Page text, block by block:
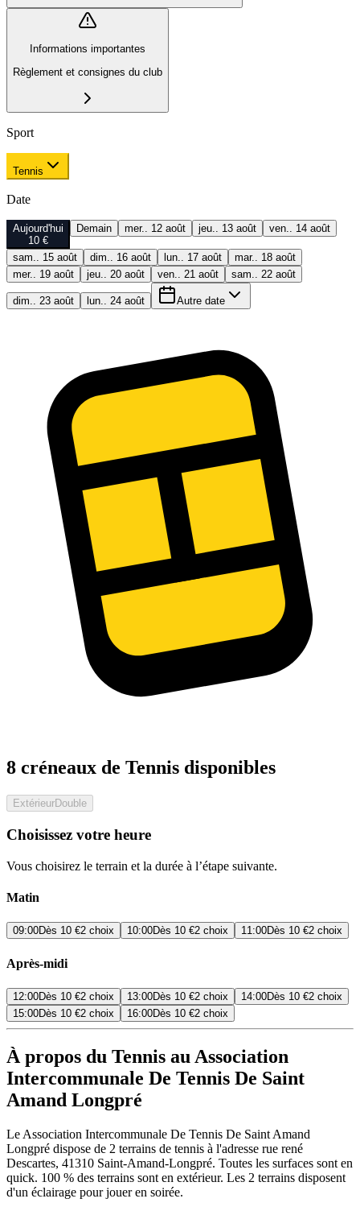
Informations importantes
Règlement et consignes du club
Sport
Tennis
Date
Aujourd'hui
10 €
Demain mer.. 12 août jeu.. 13 août ven.. 14 août
sam.. 15 août dim.. 16 août lun.. 17 août
mar.. 18 août
mer.. 19 août
jeu.. 20 août ven.. 21 août sam.. 22 août
dim.. 23 août lun.. 24 août Autre date
8 créneaux de Tennis disponibles
ExtérieurDouble
Choisissez votre heure
Vous choisirez le terrain et la durée à l’étape suivante.
Matin
09:00Dès 10 €2 choix 10:00Dès 10 €2 choix 11:00Dès 10 €2 choix
Après-midi
12:00Dès 10 €2 choix 13:00Dès 10 €2 choix 14:00Dès 10 €2 choix
15:00Dès 10 €2 choix 16:00Dès 10 €2 choix
À propos du Tennis au Association
Intercommunale De Tennis De Saint
Amand Longpré
Le Association Intercommunale De Tennis De Saint Amand
Longpré dispose de 2 terrains de tennis à l'adresse rue rené
Descartes, 41310 Saint-Amand-Longpré. Toutes les surfaces sont en
quick. 100 % des terrains sont en extérieur. Les 2 terrains disposent
d'un éclairage pour jouer en soirée.